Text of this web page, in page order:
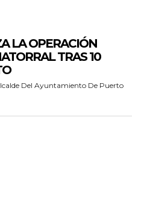
LA OPERACIÓN
TRAS 10
Del Ayuntamiento De Puerto